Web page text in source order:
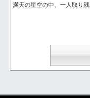
満天の星空の中、一人取り残